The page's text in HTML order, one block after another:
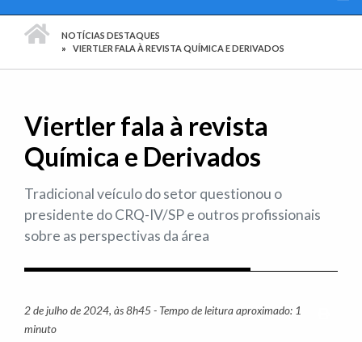
PÁGINA INICIAL
NOTÍCIAS DESTAQUES
VIERTLER FALA À REVISTA QUÍMICA E DERIVADOS
Viertler fala à revista
Química e Derivados
Tradicional veículo do setor questionou o
presidente do CRQ-IV/SP e outros profissionais
sobre as perspectivas da área
2 de julho de 2024, às 8h45 - Tempo de leitura aproximado: 1
minuto